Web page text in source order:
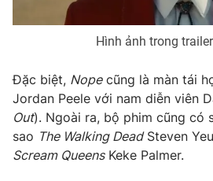
Hình ảnh trong
Đặc biệt, Nopecũng là màn tái
Jordan Peele với nam diễn viên
Out). Ngoài ra, bộ phim cũng có
sao The Walking DeadSteven
Scream QueensKeke Palmer.